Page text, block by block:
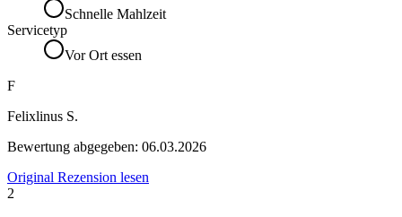
Schnelle Mahlzeit
Servicetyp
Vor Ort essen
F
Felixlinus S.
Bewertung abgegeben: 06.03.2026
Original Rezension lesen
2